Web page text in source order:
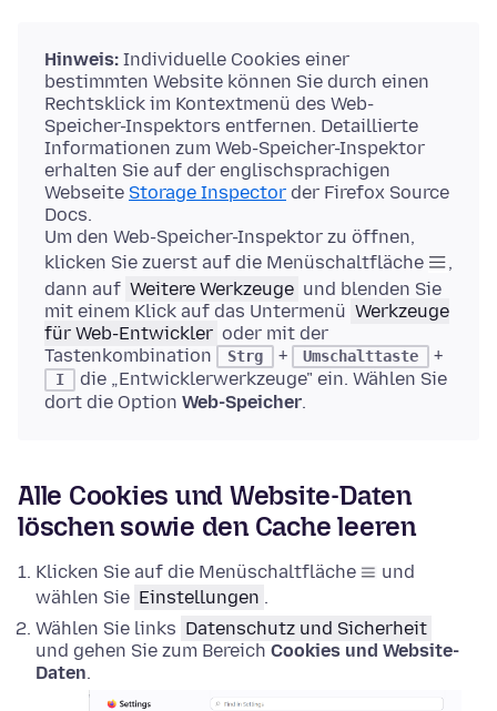
Hinweis: Individuelle Cookies einer
bestimmten Website können Sie durch einen
Rechtsklick im Kontextmenü des Web-
Speicher-Inspektors entfernen. Detaillierte
Informationen zum Web-Speicher-Inspektor
erhalten Sie auf der englischsprachigen
Webseite Storage Inspector der Firefox Source
Docs.
Um den Web-Speicher-Inspektor zu öffnen,
klicken Sie zuerst auf die Menüschaltfläche
,
dann auf Weitere Werkzeuge und blenden Sie
mit einem Klick auf das Untermenü Werkzeuge
für Web-Entwickler oder mit der
Tastenkombination
Strg + Umschalttaste +
I
die „Entwicklerwerkzeuge" ein. Wählen Sie
dort die Option Web-Speicher.
Alle Cookies und Website-Daten
löschen sowie den Cache leeren
Klicken Sie auf die Menüschaltfläche
und
wählen Sie Einstellungen .
Wählen Sie links Datenschutz und Sicherheit
und gehen Sie zum Bereich Cookies und Website-
Daten.